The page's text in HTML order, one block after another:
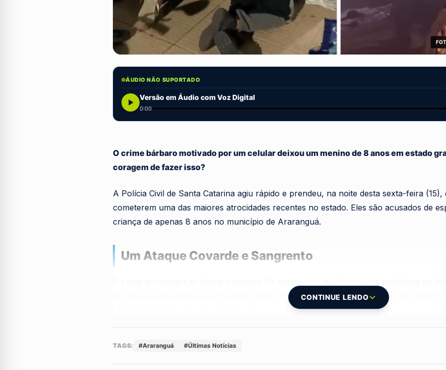
ÁUDIO NÃO SUPORTADO
Versão em Áudio com Voz Digital
0:00
O crime bárbaro motivado por um celular deixou um menino de 8 anos em estado
coragem de fazer isso?
A Polícia Civil de Santa Catarina agiu rápido e prendeu, na noite desta sexta-feira (15),
cometerem uma das maiores atrocidades recentes no estado. Eles são acusados de
criança de apenas 8 anos no município de Araranguá.
Um Ataque Covarde e Sangrento
de cobrar uma dívida de um suposto furto de celular. No entanto, a fúria dos homens
criminosos desferiram golpes violentos com um pedaço de madeira. A força do
teve o maxilar quebrado e, segundo informações do delegado Jorge Giraldi, perdeu a
CONTINUE LENDO
TAGS: #Araranguá #Últimas Notícias